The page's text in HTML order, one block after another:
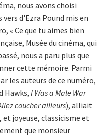
nous avons choisi
d'Ezra Pound mis en
« Ce que tu aimes bien
Musée du cinéma, qui
nous a paru plus que
cette mémoire. Parmi
les auteurs de ce numéro,
Hawks, I Was a Male War
coucher ailleurs), alliait
joyeuse, classicisme et
que monsieur